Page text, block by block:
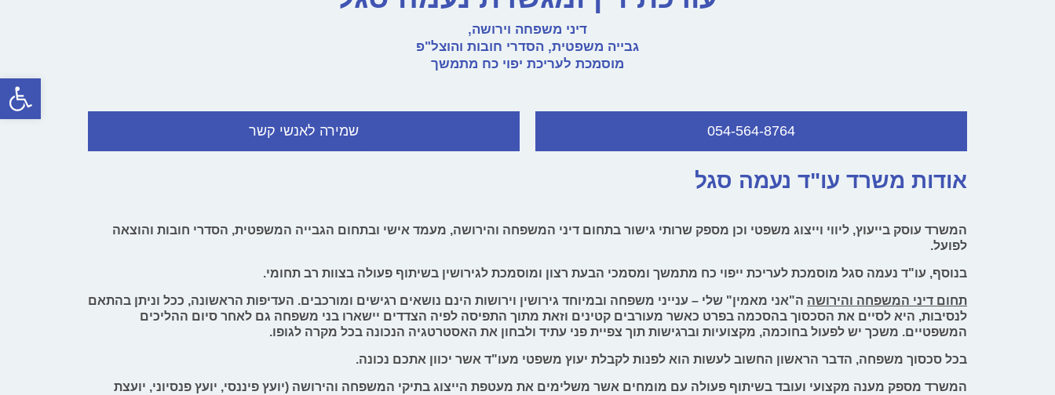
פתח
דיני משפחה וירושה,
גבייה משפטית, הסדרי חובות והוצל"פ
מוסמכת לעריכת יפוי כח מתמשך
054-564-8764 שמירה לאנשי קשר
אודות משרד עו"ד נעמה סגל
המשרד עוסק בייעוץ, ליווי וייצוג משפטי וכן מספק שרותי גישור בתחום דיני המשפחה והירושה, מעמד אישי ובתחום הגבייה המשפטית, הסדרי חובות והוצאה
לפועל.
בנוסף, עו"ד נעמה סגל מוסמכת לעריכת ייפוי כח מתמשך ומסמכי הבעת רצון ומוסמכת לגירושין בשיתוף פעולה בצוות רב תחומי.
תחום דיני המשפחה והירושה ה"אני מאמין" שלי – ענייני משפחה ובמיוחד גירושין וירושות הינם נושאים רגישים ומורכבים. העדיפות הראשונה, ככל וניתן בהתאם
לנסיבות, היא לסיים את הסכסוך בהסכמה בפרט כאשר מעורבים קטינים וזאת מתוך התפיסה לפיה הצדדים יישארו בני משפחה גם לאחר סיום ההליכים
המשפטיים. משכך יש לפעול בחוכמה, מקצועיות וברגישות תוך צפיית פני עתיד ולבחון את האסטרטגיה הנכונה בכל מקרה לגופו.
בכל סכסוך משפחה, הדבר הראשון החשוב לעשות הוא לפנות לקבלת יעוץ משפטי מעו"ד אשר יכוון אתכם נכונה.
המשרד מספק מענה מקצועי ועובד בשיתוף פעולה עם מומחים אשר משלימים את מעטפת הייצוג בתיקי המשפחה והירושה (יועץ פיננסי, יועץ פנסיוני, יועצת